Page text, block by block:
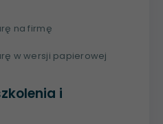
na firmę
w wersji papierowej
i